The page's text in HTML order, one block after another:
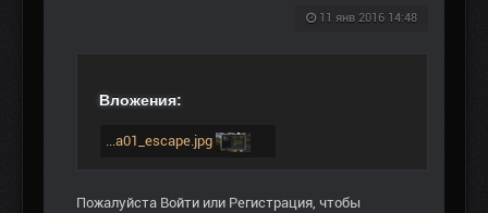
11 янв 2016 14:48
Вложения:
...a01_escape.jpg
Пожалуйста Войти или Регистрация, чтобы